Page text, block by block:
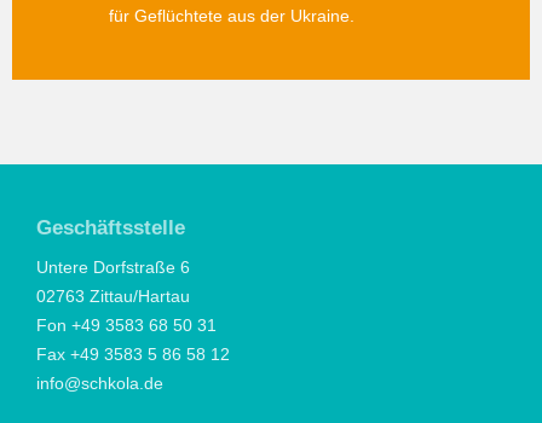
für Geflüchtete aus der Ukraine.
Geschäftsstelle
Untere Dorfstraße 6
02763 Zittau/Hartau
Fon +49 3583 68 50 31
Fax +49 3583 5 86 58 12
info@schkola.de